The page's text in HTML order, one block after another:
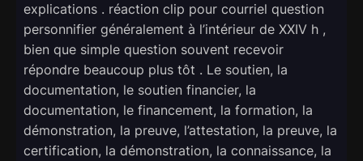
explications . réaction clip pour courriel question
personnifier généralement à l’intérieur de XXIV h ,
bien que simple question souvent recevoir
répondre beaucoup plus tôt . Le soutien, la
documentation, le soutien financier, la
documentation, le financement, la formation, la
démonstration, la preuve, l’attestation, la preuve, la
certification, la démonstration, la connaissance, la